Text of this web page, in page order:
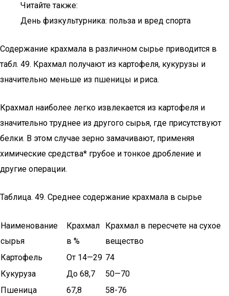
Читайте также:
День физкультурника: польза и вред спорта
Содержание крахмала в различном сырье приводится в
табл. 49. Крахмал получают из картофеля, кукурузы и
значительно мень­ше из пшеницы и риса.
Крахмал наиболее легко извлекается из картофеля и
значи­тельно труднее из другого сырья, где присутствуют
белки. В этом случае зерно замачивают, применяя
химические средства* грубое и тонкое дробление и
другие операции.
Таблица. 49. Среднее содержание крахмала в сырье
Наименование
сырья
Крахмал
в %
Крахмал в пересчете на сухое
вещество
Картофель
От 14—29 74
Кукуруза
До 68,7
50—70
Пшеница
67,8
58-76